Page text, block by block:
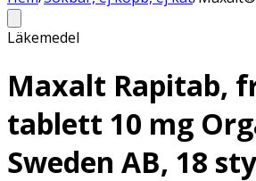
Läkemedel
Maxalt Rapitab,
tablett 10 mg
Sweden AB, 18